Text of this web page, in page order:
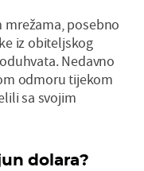
mrežama, posebno
iz obiteljskog
Nedavno
odmoru tijekom
sa svojim
dolara?